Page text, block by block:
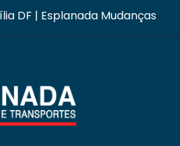
DF | Esplanada Mudanças